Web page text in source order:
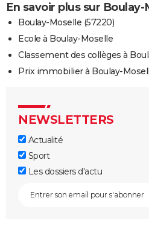
En savoir plus sur Boulay-
Boulay-Moselle (57220)
Ecole à Boulay-Moselle
Classement des collèges à
Prix immobilier à Boulay-
NEWSLETTERS
Actualité
Sport
Les dossiers d'actu